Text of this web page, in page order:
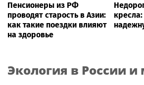
Пенсионеры из РФ
проводят старость в Азии:
как такие поездки влияют
на здоровье
Экология в России и